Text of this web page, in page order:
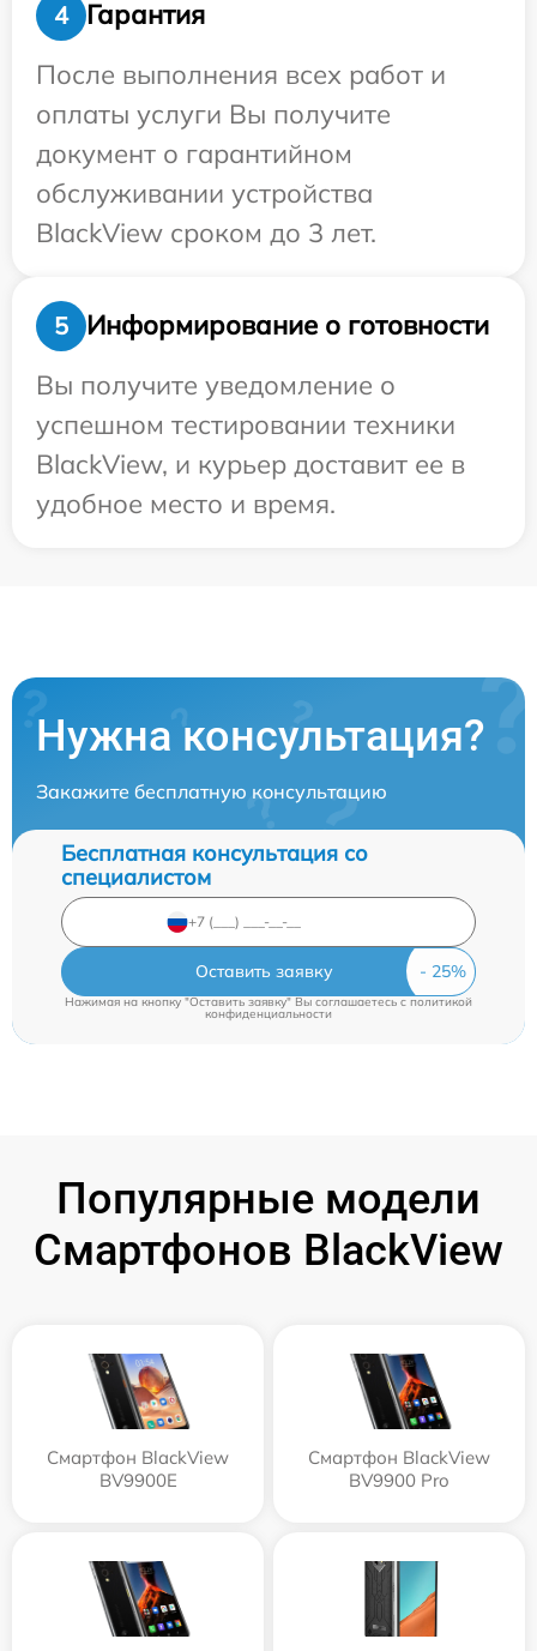
4
Гарантия
После выполнения всех работ и
оплаты услуги Вы получите
документ о гарантийном
обслуживании устройства
BlackView сроком до 3 лет.
5
Информирование о готовности
Вы получите уведомление о
успешном тестировании техники
BlackView, и курьер доставит ее в
удобное место и время.
Нужна консультация?
Закажите бесплатную консультацию
Бесплатная консультация со
специалистом
Оставить заявку
Нажимая на кнопку "Оставить заявку" Вы соглашаетесь cполитикой
конфиденциальности
Популярные модели
Смартфонов BlackView
Смартфон BlackView
BV9900E
Смартфон BlackView
BV9900 Pro